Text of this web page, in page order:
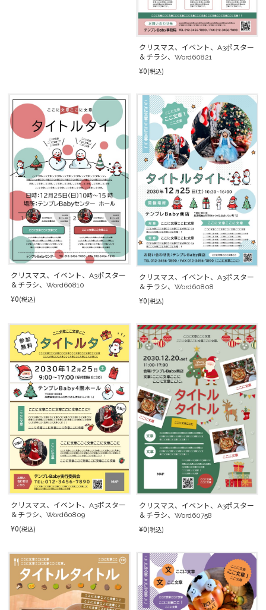
クリスマス、イベント、A3ポスター
＆チラシ、Word60821
¥0(税込)
クリスマス、イベント、A3ポスター
＆チラシ、Word60810
¥0(税込)
クリスマス、イベント、A3ポスター
＆チラシ、Word60808
¥0(税込)
クリスマス、イベント、A3ポスター
＆チラシ、Word60809
¥0(税込)
クリスマス、イベント、A3ポスター
＆チラシ、Word60758
¥0(税込)